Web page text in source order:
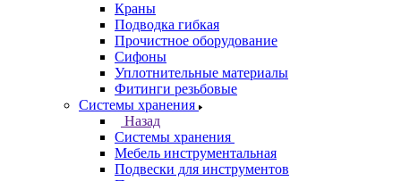
Краны
Подводка гибкая
Прочистное оборудование
Сифоны
Уплотнительные материалы
Фитинги резьбовые
Системы хранения
Назад
Системы хранения
Мебель инструментальная
Подвески для инструментов